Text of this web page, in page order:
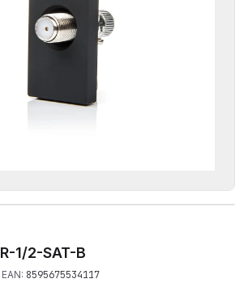
R-1/2-SAT-B
EAN: 8595675534117